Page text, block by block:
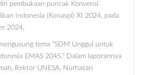
pembukaan puncak Konvensi
Indonesia (Konaspi) XI 2024, pada
2024.
tema "SDM Unggul untuk
EMAS 2045." Dalam laporannya
Rektor UNESA, Nurhasan